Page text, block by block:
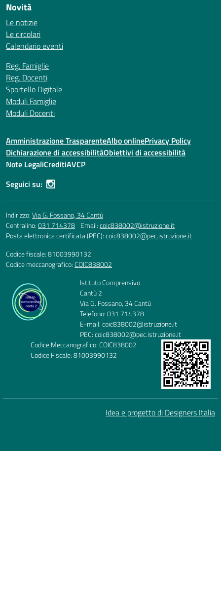
Novità
Le notizie
Le circolari
Calendario eventi
Reg. Famiglie
Reg. Docenti
Sportello Digitale
Moduli Famiglie
Moduli Docenti
Amministrazione TrasparenteAlbo onlinePrivacy Policy
Dichiarazione di accessibilitàObiettivi di accessibilità
Note LegaliCreditiAVCP
Seguici su:
Indirizzo:Via G. Fossano, 34 Cantù
Centralino:031 714378 Email:coic838002@istruzione.it
Posta elettronica certificata (PEC):coic838002@pec.istruzione.it
Codice fiscale: 81003990132
Codice meccanografico:COIC838002
Istituto Comprensivo
Cantù 2
Via G. Fossano, 34 Cantù
Telefono: 031 714378
E-mail: coic838002@istruzione.it
PEC: coic838002@pec.istruzione.it
Codice Meccanografico: COIC838002
Codice Fiscale: 81003990132
Idea e progetto di Designers Italia